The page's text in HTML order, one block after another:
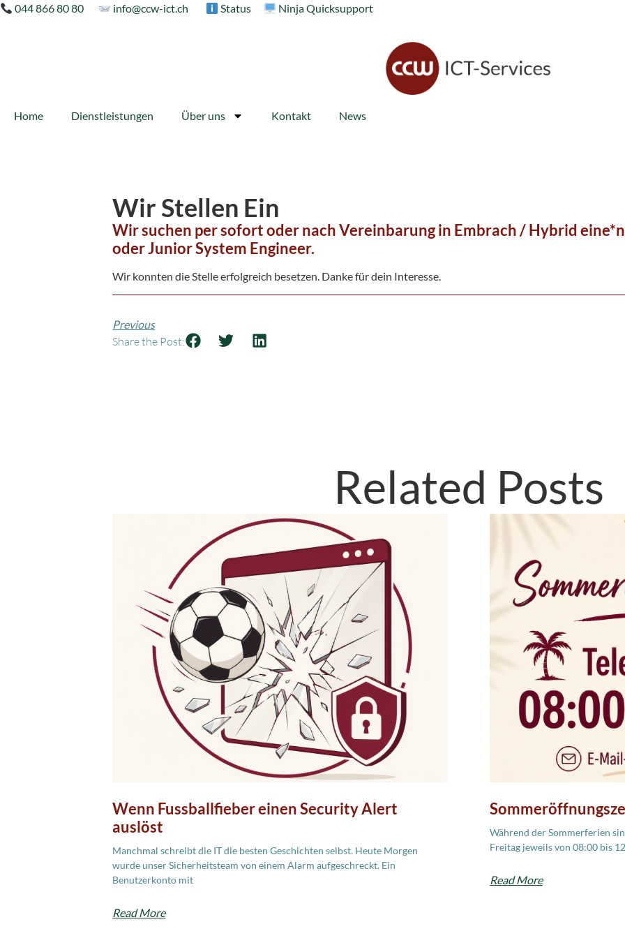
044 866 80 80 info@ccw-ict.ch Status Ninja Quicksupport
Home Dienstleistungen Über uns Kontakt News
Wir Stellen Ein
Wir suchen per sofort oder nach Vereinbarung in Embrach / Hybrid
oder Junior System Engineer.
Wir konnten die Stelle erfolgreich besetzen. Danke für dein Interesse.
Previous
Share the Post:
Related Posts
Wenn Fussballfieber einen Security Alert
auslöst
Manchmal schreibt die IT die besten Geschichten selbst. Heute Morgen
wurde unser Sicherheitsteam von einem Alarm aufgeschreckt. Ein
Benutzerkonto mit
Read More
Während der Sommerferien
Freitag jeweils von 08:00 bis
Read More